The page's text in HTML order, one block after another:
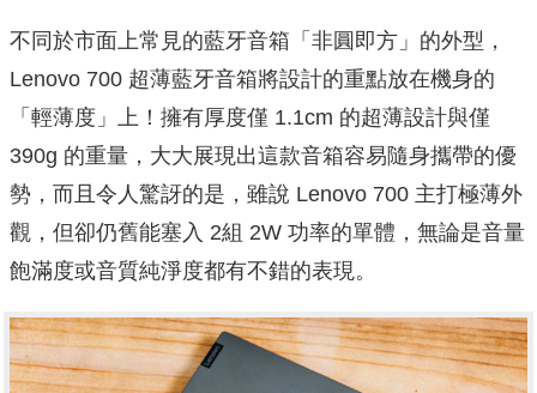
不同於市面上常見的藍牙音箱「非圓即方」的外型，
Lenovo 700 超薄藍牙音箱將設計的重點放在機身的
「輕薄度」上！擁有厚度僅 1.1cm 的超薄設計與僅
390g 的重量，大大展現出這款音箱容易隨身攜帶的優
勢，而且令人驚訝的是，雖說 Lenovo 700 主打極薄外
觀，但卻仍舊能塞入 2組 2W 功率的單體，無論是音量
飽滿度或音質純淨度都有不錯的表現。